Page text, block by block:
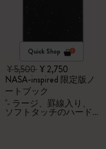
Quick Shop
¥ 5,500¥ 2,750
NASA-inspired 限定版ノ
ートブック
"- ラージ、罫線入り、
ソフトタッチのハード
カバー - ギフトボック